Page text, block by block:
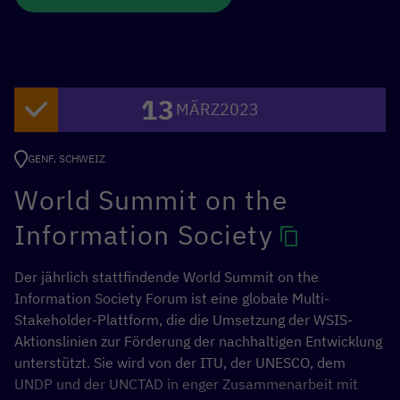
der Verwirklichung der Ziele für nachhaltige Entwicklung
In diesem Online-Seminar haben wir uns vor allem damit
befasst, wie Datenbeschaffung als Hebel für die
Generierung wertvoller Daten für Dritte genutzt werden
kann. Wir sehen dies als Chance, mehr
Erdbeobachtungsdaten jenseits traditioneller Projekt-
und Geberlogiken verfügbar zu machen.
Anstatt weitere technische Lösungen zu schaffen,
konzentriert sich der ii2030-Prozess auf die strategische
Zusammenarbeit zwischen den Beteiligten, um
gemeinsam einen wirksamen Wandel herbeizuführen.
Diese ii2030-Challenge wurde vom BMZdigilabinitiiert,
einer Initiative des Bundesministeriums für
13 MÄRZ2023
GENF, SCHWEIZ
World Summit on the
Information Society
Der jährlich stattfindende World Summit on the
Information Society Forum ist eine globale Multi-
Stakeholder-Plattform, die die Umsetzung der WSIS-
Aktionslinien zur Förderung der nachhaltigen Entwicklung
unterstützt. Sie wird von der ITU, der UNESCO, dem
UNDP und der UNCTAD in enger Zusammenarbeit mit